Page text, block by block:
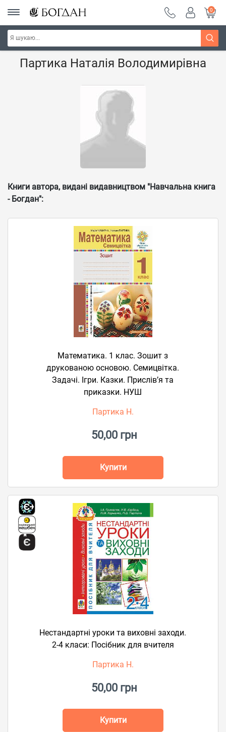
0
Головна Наші автори - Навчальна книга - "Богдан"
Партика Наталія Володимирівна
Книги автора, видані видавництвом "Навчальна книга
- Богдан":
Математика. 1 клас. Зошит з
друкованою основою. Семицвітка.
Задачі. Ігри. Казки. Прислів’я та
приказки. НУШ
Партика Н.
50,00 грн
Купити
Нестандартні уроки та виховні заходи.
2-4 класи: Посібник для вчителя
Партика Н.
50,00 грн
Купити